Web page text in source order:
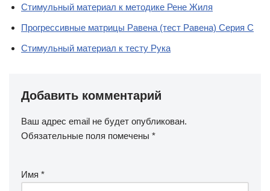
Стимульный материал к методике Рене Жиля
Прогрессивные матрицы Равена (тест Равена) Серия C
Стимульный материал к тесту Рука
Добавить комментарий
Ваш адрес email не будет опубликован.
Обязательные поля помечены *
Имя *